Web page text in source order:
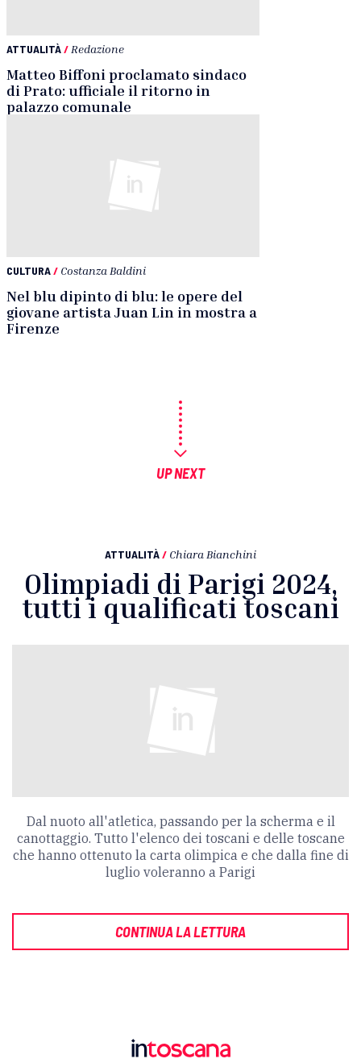
ATTUALITÀ/ Redazione
Matteo Biffoni proclamato sindaco
di Prato: ufficiale il ritorno in
palazzo comunale
CULTURA/ Costanza Baldini
Nel blu dipinto di blu: le opere del
giovane artista Juan Lin in mostra a
Firenze
UP NEXT
ATTUALITÀ/ Chiara Bianchini
Olimpiadi di Parigi 2024,
tutti i qualificati toscani
Dal nuoto all'atletica, passando per la scherma e il
canottaggio. Tutto l'elenco dei toscani e delle toscane
che hanno ottenuto la carta olimpica e che dalla fine di
luglio voleranno a Parigi
CONTINUA LA LETTURA